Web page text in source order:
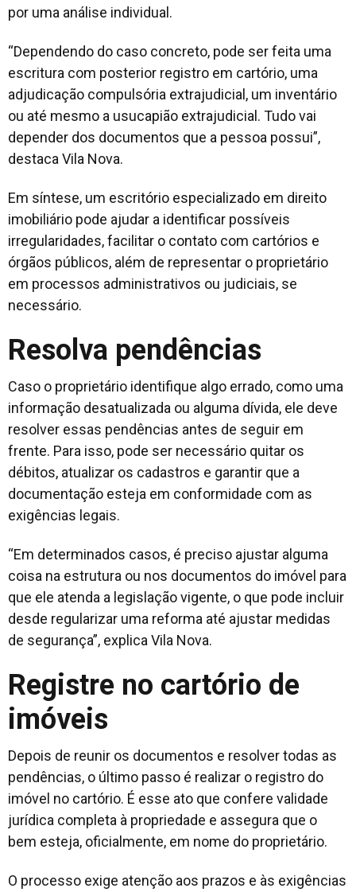
por uma análise individual.
“Dependendo do caso concreto, pode ser feita uma
escritura com posterior registro em cartório, uma
adjudicação compulsória extrajudicial, um inventário
ou até mesmo a usucapião extrajudicial. Tudo vai
depender dos documentos que a pessoa possui”,
destaca Vila Nova.
Em síntese, um escritório especializado em direito
imobiliário pode ajudar a identificar possíveis
irregularidades, facilitar o contato com cartórios e
órgãos públicos, além de representar o proprietário
em processos administrativos ou judiciais, se
necessário.
Resolva pendências
Caso o proprietário identifique algo errado, como uma
informação desatualizada ou alguma dívida, ele deve
resolver essas pendências antes de seguir em
frente. Para isso, pode ser necessário quitar os
débitos, atualizar os cadastros e garantir que a
documentação esteja em conformidade com as
exigências legais.
“Em determinados casos, é preciso ajustar alguma
coisa na estrutura ou nos documentos do imóvel para
que ele atenda a legislação vigente, o que pode incluir
desde regularizar uma reforma até ajustar medidas
de segurança”, explica Vila Nova.
Registre no cartório de
imóveis
Depois de reunir os documentos e resolver todas as
pendências, o último passo é realizar o registro do
imóvel no cartório. É esse ato que confere validade
jurídica completa à propriedade e assegura que o
bem esteja, oficialmente, em nome do proprietário.
O processo exige atenção aos prazos e às exigências